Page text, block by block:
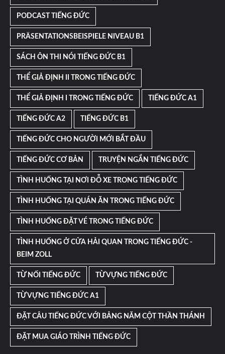
PODCAST TIẾNG ĐỨC
PRÄSENTATIONSBEISPIELE NIVEAU B1
SÁCH ÔN THI NÓI TIẾNG ĐỨC B1
THỂ GIẢ ĐỊNH II TRONG TIẾNG ĐỨC
THỂ GIẢ ĐỊNH I TRONG TIẾNG ĐỨC TIẾNG ĐỨC A1
TIẾNG ĐỨC A2 TIẾNG ĐỨC B1
TIẾNG ĐỨC CHO NGƯỜI MỚI BẮT ĐẦU
TIẾNG ĐỨC CƠ BẢN TRUYỆN NGẮN TIẾNG ĐỨC
TÌNH HUỐNG TẠI NƠI ĐỖ XE TRONG TIẾNG ĐỨC
TÌNH HUỐNG TẠI QUÁN ĂN TRONG TIẾNG ĐỨC
TÌNH HUỐNG ĐẶT VÉ TRONG TIẾNG ĐỨC
TÌNH HUỐNG Ở CỬA HẢI QUAN TRONG TIẾNG ĐỨC -
BEIM ZOLL
TỪ NỐI TIẾNG ĐỨC TỪ VỰNG TIẾNG ĐỨC
TỪ VỰNG TIẾNG ĐỨC A1
ĐẶT CÂU TIẾNG ĐỨC VỚI BẢNG NĂM CỘT THẦN THÁNH
ĐẶT MUA GIÁO TRÌNH TIẾNG ĐỨC